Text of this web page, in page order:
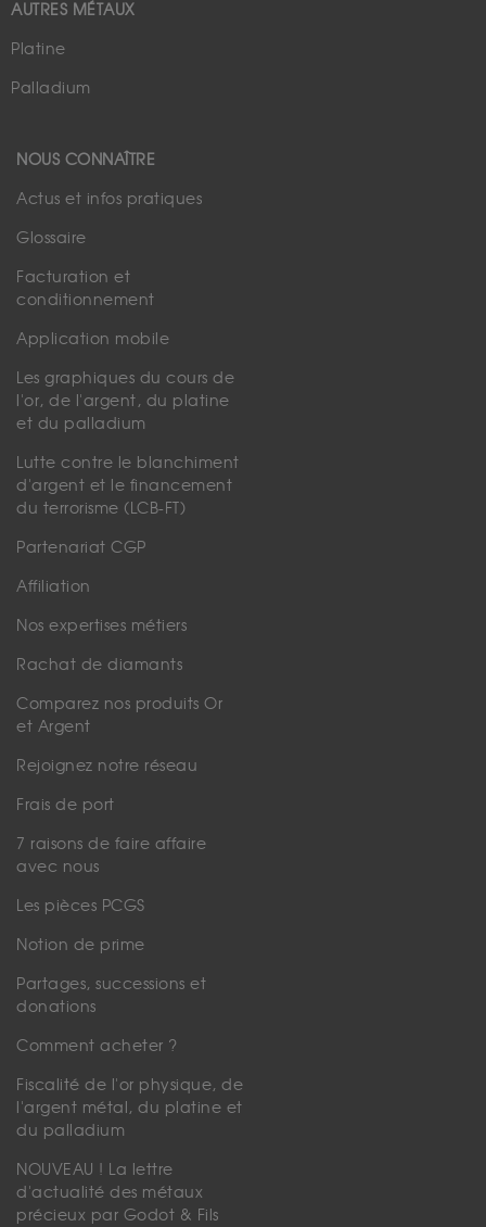
AUTRES MÉTAUX
Platine
Palladium
NOUS CONNAÎTRE
Actus et infos pratiques
Glossaire
Facturation et
conditionnement
Application mobile
Les graphiques du cours de
l'or, de l'argent, du platine
et du palladium
Lutte contre le blanchiment
d'argent et le financement
du terrorisme (LCB-FT)
Partenariat CGP
Affiliation
Nos expertises métiers
Rachat de diamants
Comparez nos produits Or
et Argent
Rejoignez notre réseau
Frais de port
7 raisons de faire affaire
avec nous
Les pièces PCGS
Notion de prime
Partages, successions et
donations
Comment acheter ?
Fiscalité de l'or physique, de
l'argent métal, du platine et
du palladium
NOUVEAU ! La lettre
d'actualité des métaux
précieux par Godot & Fils